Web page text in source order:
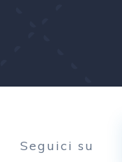
Seguici su